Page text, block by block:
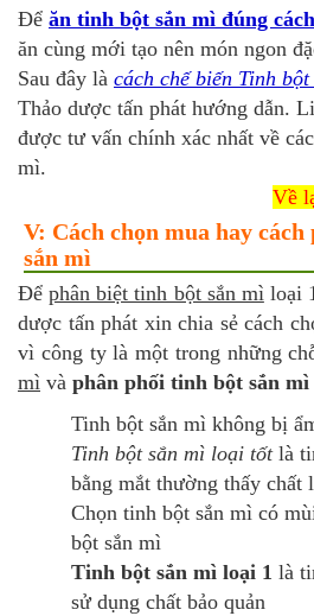
Để ăn tinh bột sắn mì đúng cách
ăn cùng mới tạo nên món ngon
Sau đây là cách chế biến Tinh
Thảo dược tấn phát hướng dẫn.
được tư vấn chính xác nhất về
mì.
Về
V: Cách chọn mua hay
sắn mì
Đểphân biệt tinh bột sắn mìloại
dược tấn phát xin chia sẻ cách
vì công ty là một trong những
mì và phân phối tinh bột sắn mì
Tinh bột sắn mì không bị
Tinh bột sắn mì loại tốtlà
bằng mắt thường thấy chất
Chọn tinh bột sắn mì có
bột sắn mì
Tinh bột sắn mì loại 1 là
sử dụng chất bảo quản